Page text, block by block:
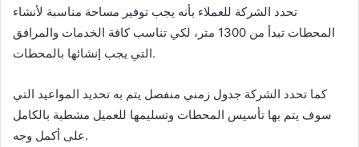
تحدد الشركة للعملاء بأنه يجب توفير مساحة مناسبة لأنشاء
المحطات تبدأ من 1300 متر، لكي تناسب كافة الخدمات والمرافق
التي يجب إنشائها بالمحطات.
كما تحدد الشركة جدول زمني منفصل يتم به تحديد المواعيد التي
سوف يتم بها تأسيس المحطات وتسليمها للعميل مشطبة بالكامل
على أكمل وجه.